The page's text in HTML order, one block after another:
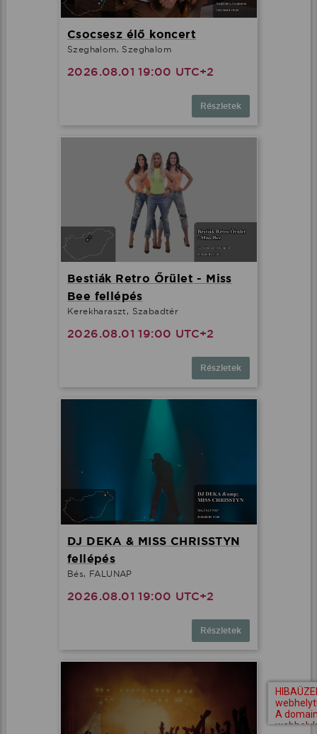
Csocsesz élő koncert
Szeghalom, Szeghalom
2026.08.01 19:00 UTC+2
Részletek
Bestiák Retro Őrület - Miss
Bee fellépés
Kerekharaszt, Szabadtér
2026.08.01 19:00 UTC+2
Részletek
DJ DEKA & MISS CHRISSTYN
fellépés
Bés, FALUNAP
2026.08.01 19:00 UTC+2
Részletek